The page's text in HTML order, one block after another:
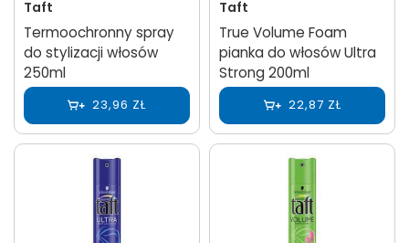
Taft
Termoochronny spray
do stylizacji włosów
250ml
23,96 ZŁ
Taft
True Volume Foam
pianka do włosów Ultra
Strong 200ml
22,87 ZŁ